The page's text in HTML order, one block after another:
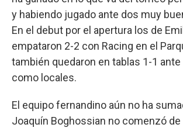
y habiendo jugado ante dos muy
En el debut por el apertura los de
empataron 2-2 con Racing en el
también quedaron en tablas 1-1 ante
como locales.
El equipo fernandino aún no ha
Joaquín Boghossian no comenzó